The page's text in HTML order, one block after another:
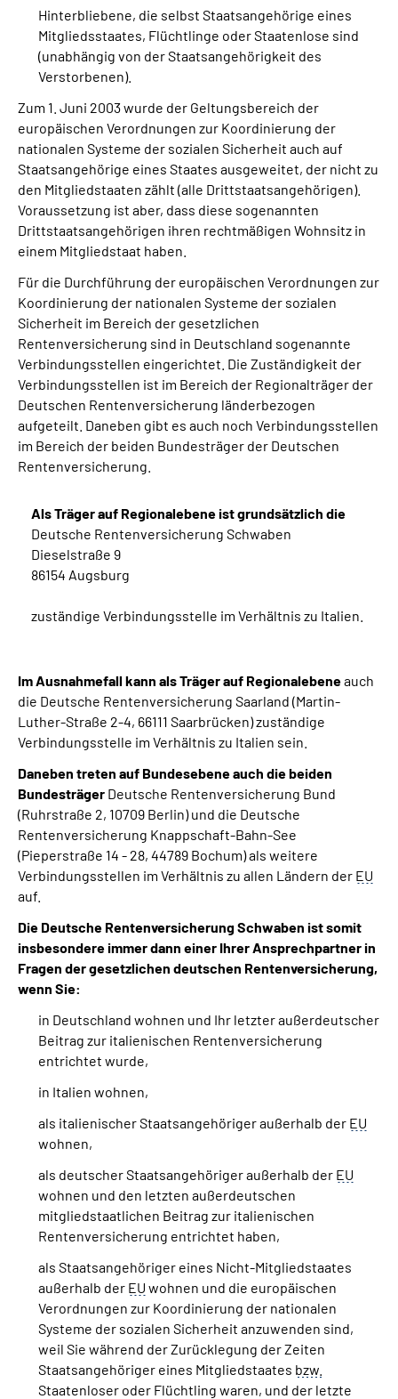
Hinterbliebene, die selbst Staatsangehörige eines
Mitgliedsstaates, Flüchtlinge oder Staatenlose sind
(unabhängig von der Staatsangehörigkeit des
Verstorbenen).
Zum 1. Juni 2003 wurde der Geltungsbereich der
europäischen Verordnungen zur Koordinierung der
nationalen Systeme der sozialen Sicherheit auch auf
Staatsangehörige eines Staates ausgeweitet, der nicht zu
den Mitgliedstaaten zählt (alle Drittstaatsangehörigen).
Voraussetzung ist aber, dass diese sogenannten
Drittstaatsangehörigen ihren rechtmäßigen Wohnsitz in
einem Mitgliedstaat haben.
Für die Durchführung der europäischen Verordnungen zur
Koordinierung der nationalen Systeme der sozialen
Sicherheit im Bereich der gesetzlichen
Rentenversicherung sind in Deutschland sogenannte
Verbindungsstellen eingerichtet. Die Zuständigkeit der
Verbindungsstellen ist im Bereich der Regionalträger der
Deutschen Rentenversicherung länderbezogen
aufgeteilt. Daneben gibt es auch noch Verbindungsstellen
im Bereich der beiden Bundesträger der Deutschen
Rentenversicherung.
Als Träger auf Regionalebene ist grundsätzlich die
Deutsche Rentenversicherung Schwaben
Dieselstraße 9
86154 Augsburg
zuständige Verbindungsstelle im Verhältnis zu Italien.
Im Ausnahmefall kann als Träger auf Regionalebeneauch
die Deutsche Rentenversicherung Saarland (Martin-
Luther-Straße 2-4, 66111 Saarbrücken) zuständige
Verbindungsstelle im Verhältnis zu Italien sein.
Daneben treten auf Bundesebeneauch die beiden
Bundesträger Deutsche Rentenversicherung Bund
(Ruhrstraße 2, 10709 Berlin) und die Deutsche
Rentenversicherung Knappschaft-Bahn-See
(Pieperstraße 14 - 28, 44789 Bochum) als weitere
Verbindungsstellen im Verhältnis zu allen Ländern der EU
auf.
Die Deutsche Rentenversicherung Schwaben ist somit
insbesondere immer dann einer Ihrer Ansprechpartner in
Fragen der gesetzlichen deutschen Rentenversicherung,
wenn Sie:
in Deutschland wohnen und Ihr letzter außerdeutscher
Beitrag zur italienischen Rentenversicherung
entrichtet wurde,
in Italien wohnen,
als italienischer Staatsangehöriger außerhalb der EU
wohnen,
als deutscher Staatsangehöriger außerhalb der EU
wohnen und den letzten außerdeutschen
mitgliedstaatlichen Beitrag zur italienischen
Rentenversicherung entrichtet haben,
als Staatsangehöriger eines Nicht-Mitgliedstaates
außerhalb der EU wohnen und die europäischen
Verordnungen zur Koordinierung der nationalen
Systeme der sozialen Sicherheit anzuwenden sind,
weil Sie während der Zurücklegung der Zeiten
Staatsangehöriger eines Mitgliedstaates bzw.
Staatenloser oder Flüchtling waren, und der letzte